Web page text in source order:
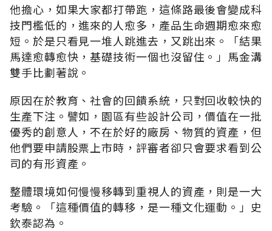
他擔心，如果大家都打帶跑，這條路最後會變成科
技門檻低的，進來的人愈多，產品生命週期愈來愈
短。於是只看見一堆人跳進去，又跳出來。「結果
馬達愈轉愈快，基礎技術一個也沒留住。」馬金溝
雙手比劃著說。
原因在於教育、社會的回饋系統，只對回收較快的
生產下注。譬如，園區有些設計公司，價值在一批
優秀的創意人，不在於好的廠房、物質的資產，但
他們要申請股票上市時，評審者卻只會要求看到公
司的有形資產。
整體環境如何慢慢移轉到重視人的資產，則是一大
考驗。「這種價值的轉移，是一種文化運動。」史
欽泰認為。